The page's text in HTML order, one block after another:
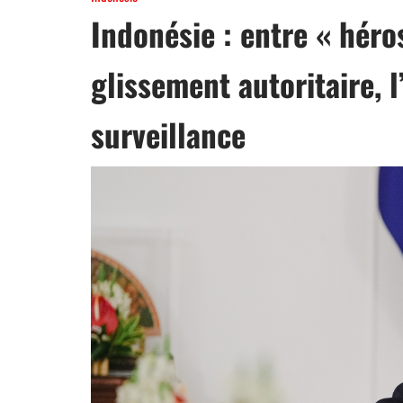
Indonésie : entre «
glissement autoritaire,
surveillance